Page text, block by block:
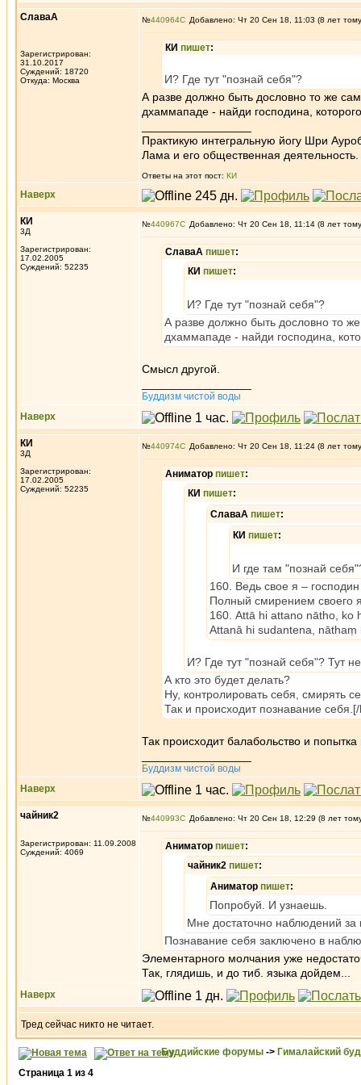
СлаваА
Зарегистрирован:
31.10.2017
Суждений: 18720
Откуда: Москва
№440964 Добавлено: Чт 20 Сен 18, 11:03 (8 лет
КИ пишет:
И? Где тут "познай себя"?
А разве должно быть дословно то же
дхаммападе - найди господина,
Практикую интегральную йогу Шри
Лама и его общественная деятельность.
Ответы на этот пост: КИ
Наверх
КИ
3Д
Зарегистрирован:
17.02.2005
Суждений: 52235
№440967 Добавлено: Чт 20 Сен 18, 11:14 (8 лет
СлаваА пишет:
КИ пишет:
И? Где тут "познай себя"?
А разве должно быть дословно то
дхаммападе - найди господина,
Смысл другой.
Буддизм чистой воды
Наверх
КИ
3Д
Зарегистрирован:
17.02.2005
Суждений: 52235
№440974 Добавлено: Чт 20 Сен 18, 11:24 (8 лет
Аниматор пишет:
КИ пишет:
СлаваА пишет:
КИ пишет:
И где там "познай
160. Ведь свое я –
Полный смирением своего
160. Attā hi attano nātho, ko
Attanā hi sudantena,
И? Где тут "познай себя"? Тут
А кто это будет делать?
Ну, контролировать себя, смирять
Так и происходит познавание
Так происходит балабольство и попытка
Буддизм чистой воды
Наверх
чайник2
Зарегистрирован: 11.09.2008
Суждений: 4069
№440993 Добавлено: Чт 20 Сен 18, 12:29 (8 лет
Аниматор пишет:
чайник2 пишет:
Аниматор пишет:
Попробуй. И узнаешь.
Мне достаточно наблюдений
Познавание себя заключено в
Элементарного молчания уже
Так, глядишь, и до тиб. языка дойдем...
Наверх
Тред сейчас никто не читает.
Буддийские форумы -> Гималайский
Страница 1 из 4